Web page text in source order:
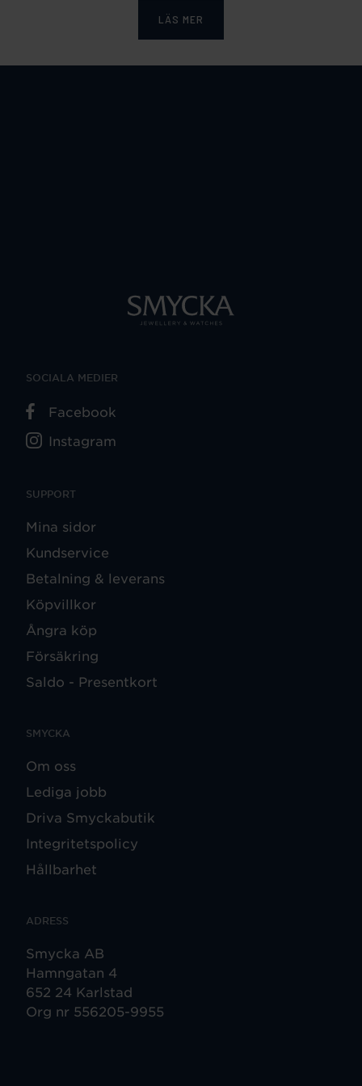
LÄS MER
SUPPORT
Mina sidor
Kundservice
Betalning & leverans
Köpvillkor
Ångra köp
Försäkring
Saldo - Presentkort
SMYCKA
Om oss
Lediga jobb
Driva Smyckabutik
Integritetspolicy
Hållbarhet
ADRESS
Smycka AB
Hamngatan 4
652 24 Karlstad
Org nr 556205-9955
SOCIALA MEDIER
Facebook
Instagram